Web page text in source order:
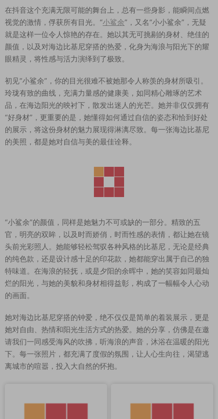
在抖音这个充满无限可能的舞台上，总有一些身影，能瞬间点燃
视觉的激情，俘获所有目光。“小鲨余”，又名“小小鲨余”，无疑
就是这样一位令人惊艳的存在。她以其无可挑剔的身材、绝佳的
颜值，以及对海边比基尼穿搭的热爱，化身为海浪与阳光下的耀
眼精灵，将性感与活力演绎到了极致。
初见“小鲨余”，你的目光很难不被她那令人称羡的身材所吸引。
玲珑有致的曲线，充满力量感的健康美，如同精心雕琢的艺术
品，在海边阳光的映衬下，散发出迷人的光芒。她并非仅仅拥有
“好身材”，更重要的是，她懂得如何通过自信的姿态和恰到好处
的展示，将这份身材的魅力展现得淋漓尽致。每一张海边比基尼
的美照，都是她对自信与美的最佳诠释。
“小鲨余”的颜值，同样是她魅力不可或缺的一部分。精致的五
官，明亮的双眸，以及时而娇俏，时而性感的表情，都让她在镜
头前光彩照人。她能够轻松驾驭各种风格的比基尼，无论是经典
的纯色款，还是设计感十足的印花款，她都能穿出属于自己的独
特味道。在海浪的轻抚，或是夕阳的余晖中，她的笑容如同最灿
烂的阳光，与她的美貌和身材相得益彰，构成了一幅幅令人心动
的画面。
她对海边比基尼穿搭的钟爱，绝不仅仅是简单的着装展示，更是
她对自由、热情和阳光生活方式的热爱。她的分享，仿佛是在邀
请我们一同感受海风的吹拂，听海浪的声音，沐浴在温暖的阳光
下。每一张照片，都充满了度假的氛围，让人心生向往，渴望逃
离城市的喧嚣，投入大自然的怀抱。